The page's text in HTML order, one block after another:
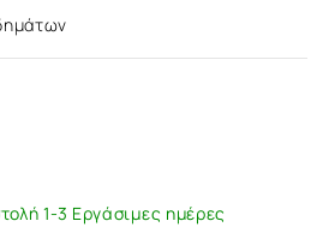
1-3 Εργάσιμες ημέρες